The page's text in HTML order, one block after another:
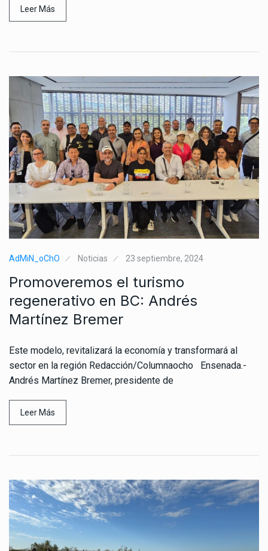
Leer Más
AdMiN_oChO Noticias 23 septiembre, 2024
Promoveremos el turismo
regenerativo en BC: Andrés
Martínez Bremer
Este modelo, revitalizará la economía y transformará al
sector en la región Redacción/Columnaocho Ensenada.-
Andrés Martínez Bremer, presidente de
Leer Más